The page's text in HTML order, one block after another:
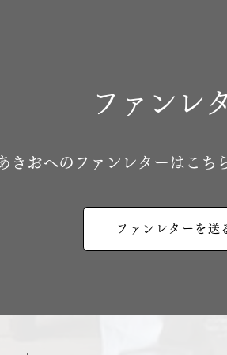
ファンレ
きおへのファンレターはこち
ファンレターを送